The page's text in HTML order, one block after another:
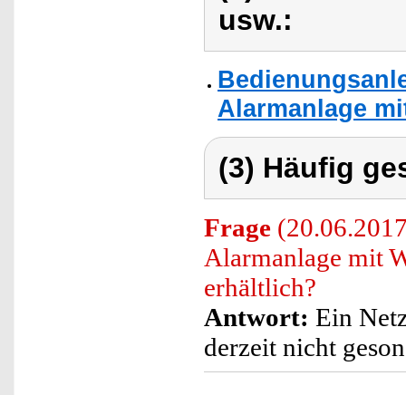
usw.:
Alarmanlage
(3) Häufig
Frage
Alarmanlage mit
erhältlich?
Antwort: Ein
derzeit nicht